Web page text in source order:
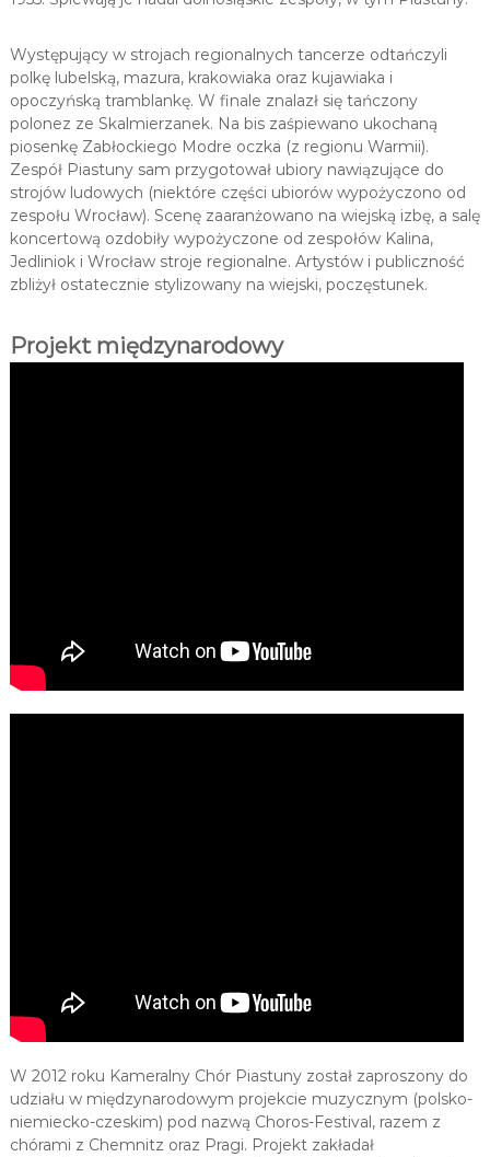
Występujący w strojach regionalnych tancerze odtańczyli
polkę lubelską, mazura, krakowiaka oraz kujawiaka i
opoczyńską tramblankę. W finale znalazł się tańczony
polonez ze Skalmierzanek. Na bis zaśpiewano ukochaną
piosenkę Zabłockiego Modre oczka (z regionu Warmii).
Zespół Piastuny sam przygotował ubiory nawiązujące do
strojów ludowych (niektóre części ubiorów wypożyczono od
zespołu Wrocław). Scenę zaaranżowano na wiejską izbę, a salę
koncertową ozdobiły wypożyczone od zespołów Kalina,
Jedliniok i Wrocław stroje regionalne. Artystów i publiczność
zbliżył ostatecznie stylizowany na wiejski, poczęstunek.
Projekt międzynarodowy
W 2012 roku Kameralny Chór Piastuny został zaproszony do
udziału w międzynarodowym projekcie muzycznym (polsko-
niemiecko-czeskim) pod nazwą Choros-Festival, razem z
chórami z Chemnitz oraz Pragi. Projekt zakładał